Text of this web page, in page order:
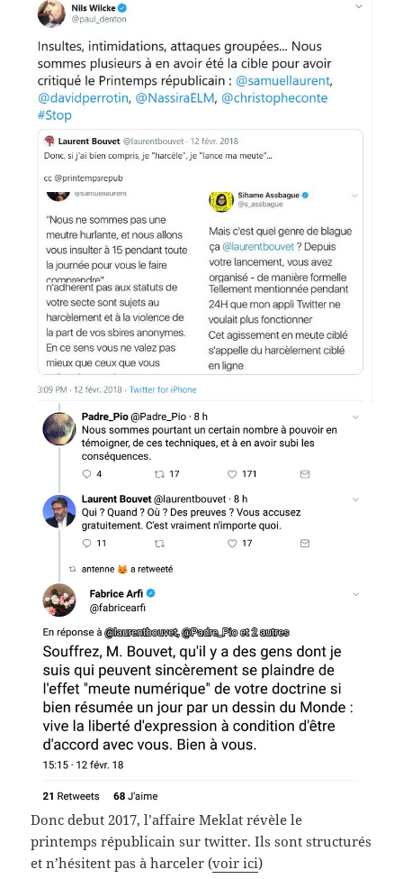
Donc debut 2017, l’affaire Meklat révèle le
printemps républicain sur twitter. Ils sont structurés
et n’hésitent pas à harceler (voir ici)